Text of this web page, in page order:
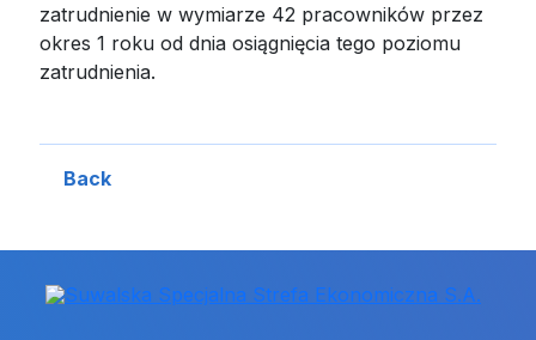
zatrudnienie w wymiarze 42 pracowników przez
okres 1 roku od dnia osiągnięcia tego poziomu
zatrudnienia.
Back